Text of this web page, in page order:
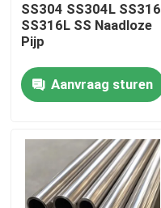
Huis
Videos
SS304 SS304L SS316
SS316L SS Naadloze
Pijp
Aanvraag sturen